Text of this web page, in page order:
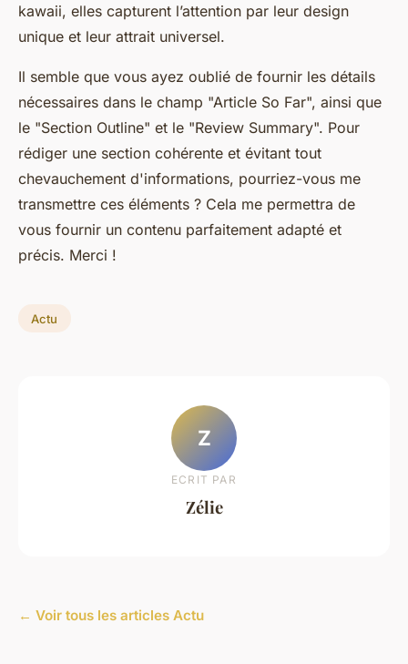
kawaii, elles capturent l’attention par leur design
unique et leur attrait universel.
Il semble que vous ayez oublié de fournir les détails
nécessaires dans le champ "Article So Far", ainsi que
le "Section Outline" et le "Review Summary". Pour
rédiger une section cohérente et évitant tout
chevauchement d'informations, pourriez-vous me
transmettre ces éléments ? Cela me permettra de
vous fournir un contenu parfaitement adapté et
précis. Merci !
Actu
Z
ECRIT PAR
Zélie
← Voir tous les articles Actu